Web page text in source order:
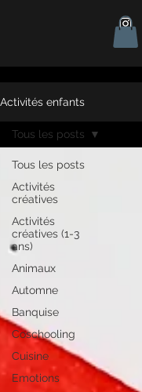
Activités enfants
Tous les posts
Activités
créatives
Activités
créatives (1-3
ans)
Animaux
Automne
Banquise
Coschooling
Cuisine
Emotions
Tous les posts